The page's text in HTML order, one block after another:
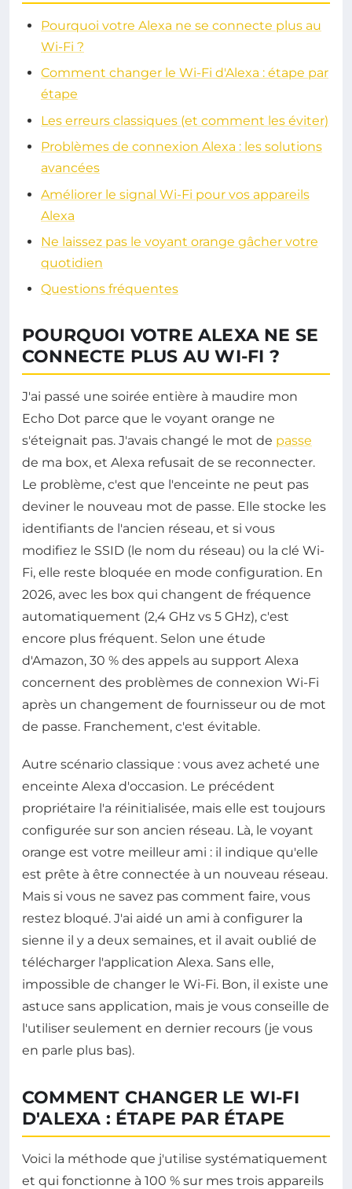
Pourquoi votre Alexa ne se connecte plus au
Wi-Fi ?
Comment changer le Wi-Fi d'Alexa : étape par
étape
Les erreurs classiques (et comment les éviter)
Problèmes de connexion Alexa : les solutions
avancées
Améliorer le signal Wi-Fi pour vos appareils
Alexa
Ne laissez pas le voyant orange gâcher votre
quotidien
Questions fréquentes
POURQUOI VOTRE ALEXA NE SE
CONNECTE PLUS AU WI-FI ?
J'ai passé une soirée entière à maudire mon
Echo Dot parce que le voyant orange ne
s'éteignait pas. J'avais changé le mot de passe
de ma box, et Alexa refusait de se reconnecter.
Le problème, c'est que l'enceinte ne peut pas
deviner le nouveau mot de passe. Elle stocke les
identifiants de l'ancien réseau, et si vous
modifiez le SSID (le nom du réseau) ou la clé Wi-
Fi, elle reste bloquée en mode configuration. En
2026, avec les box qui changent de fréquence
automatiquement (2,4 GHz vs 5 GHz), c'est
encore plus fréquent. Selon une étude
d'Amazon, 30 % des appels au support Alexa
concernent des problèmes de connexion Wi-Fi
après un changement de fournisseur ou de mot
de passe. Franchement, c'est évitable.
Autre scénario classique : vous avez acheté une
enceinte Alexa d'occasion. Le précédent
propriétaire l'a réinitialisée, mais elle est toujours
configurée sur son ancien réseau. Là, le voyant
orange est votre meilleur ami : il indique qu'elle
est prête à être connectée à un nouveau réseau.
Mais si vous ne savez pas comment faire, vous
restez bloqué. J'ai aidé un ami à configurer la
sienne il y a deux semaines, et il avait oublié de
télécharger l'application Alexa. Sans elle,
impossible de changer le Wi-Fi. Bon, il existe une
astuce sans application, mais je vous conseille de
l'utiliser seulement en dernier recours (je vous
en parle plus bas).
COMMENT CHANGER LE WI-FI
D'ALEXA : ÉTAPE PAR ÉTAPE
Voici la méthode que j'utilise systématiquement
et qui fonctionne à 100 % sur mes trois appareils